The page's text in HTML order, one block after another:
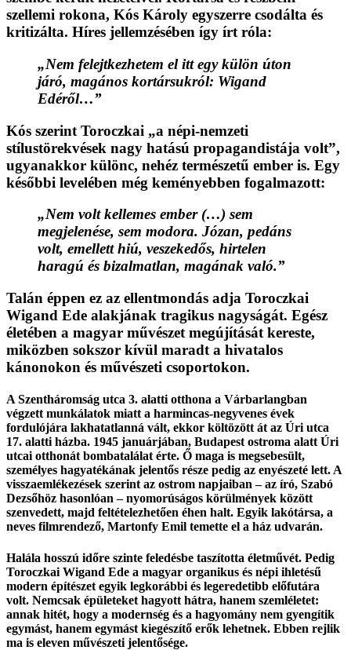
szellemi rokona, Kós Károly egyszerre csodálta és
kritizálta. Híres jellemzésében így írt róla:
„Nem felejtkezhetem el itt egy külön úton
járó, magános kortársukról: Wigand
Edéről…”
Kós szerint Toroczkai „a népi-nemzeti
stílustörekvések nagy hatású propagandistája volt”,
ugyanakkor különc, nehéz természetű ember is. Egy
későbbi levelében még keményebben fogalmazott:
„Nem volt kellemes ember (…) sem
megjelenése, sem modora. Józan, pedáns
volt, emellett hiú, veszekedős, hirtelen
haragú és bizalmatlan, magának való.”
Talán éppen ez az ellentmondás adja Toroczkai
Wigand Ede alakjának tragikus nagyságát. Egész
életében a magyar művészet megújítását kereste,
miközben sokszor kívül maradt a hivatalos
kánonokon és művészeti csoportokon.
A Szentháromság utca 3. alatti otthona a Várbarlangban
végzett munkálatok miatt a harmincas-negyvenes évek
fordulójára lakhatatlanná vált, ekkor költözött át az Úri utca
17. alatti házba. 1945 januárjában, Budapest ostroma alatt Úri
utcai otthonát bombatalálat érte. Ő maga is megsebesült,
személyes hagyatékának jelentős része pedig az enyészeté lett. A
visszaemlékezések szerint az ostrom napjaiban – az író, Szabó
Dezsőhöz hasonlóan – nyomorúságos körülmények között
szenvedett, majd feltételezhetően éhen halt. Egyik lakótársa, a
neves filmrendező, Martonfy Emil temette el a ház udvarán.
Halála hosszú időre szinte feledésbe taszította életművét. Pedig
Toroczkai Wigand Ede a magyar organikus és népi ihletésű
modern építészet egyik legkorábbi és legeredetibb előfutára
volt. Nemcsak épületeket hagyott hátra, hanem szemléletet:
annak hitét, hogy a modernség és a hagyomány nem gyengítik
egymást, hanem egymást kiegészítő erők lehetnek. Ebben rejlik
ma is eleven művészeti jelentősége.